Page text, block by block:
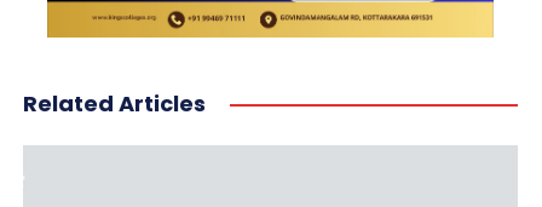
Related Articles